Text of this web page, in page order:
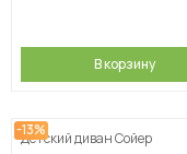
В корзину
-13%
Детский диван Сойер